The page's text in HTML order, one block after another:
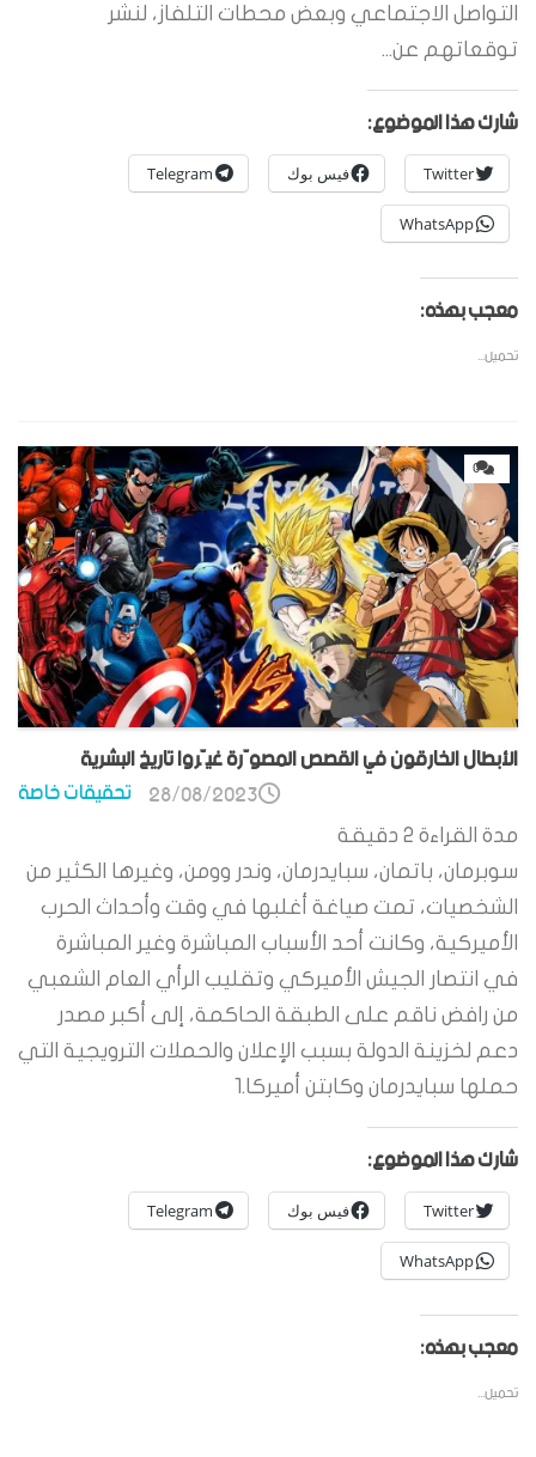
التواصل الاجتماعي وبعض محطات التلفاز، لنشر
توقعاتهم عن...
شارك هذا الموضوع:
Twitter فيس بوك Telegram
WhatsApp
معجب بهذه:
تحميل...
0
الأبطال الخارقون في القصص المصوّرة غيّروا تاريخ البشرية
تحقيقات خاصة 28/08/2023
مدة القراءة 2 دقيقة
سوبرمان، باتمان، سبايدرمان، وندر وومن، وغيرها الكثير من
الشخصيات، تمت صياغة أغلبها في وقت وأحداث الحرب
الأميركية، وكانت أحد الأسباب المباشرة وغير المباشرة
في انتصار الجيش الأميركي وتقليب الرأي العام الشعبي
من رافض ناقم على الطبقة الحاكمة، إلى أكبر مصدر
دعم لخزينة الدولة بسبب الإعلان والحملات الترويجية التي
حملها سبايدرمان وكابتن أميركا.1
شارك هذا الموضوع:
Twitter فيس بوك Telegram
WhatsApp
معجب بهذه:
تحميل...